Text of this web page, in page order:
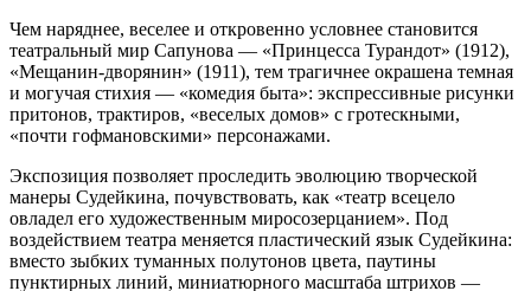
Чем наряднее, веселее и откровенно условнее становится
театральный мир Сапунова — «Принцесса Турандот» (1912),
«Мещанин-дворянин» (1911), тем трагичнее окрашена темная
и могучая стихия — «комедия быта»: экспрессивные рисунки
притонов, трактиров, «веселых домов» с гротескными,
«почти гофмановскими» персонажами.
Экспозиция позволяет проследить эволюцию творческой
манеры Судейкина, почувствовать, как «театр всецело
овладел его художественным миросозерцанием». Под
воздействием театра меняется пластический язык Судейкина:
вместо зыбких туманных полутонов цвета, паутины
пунктирных линий, миниатюрного масштаба штрихов —